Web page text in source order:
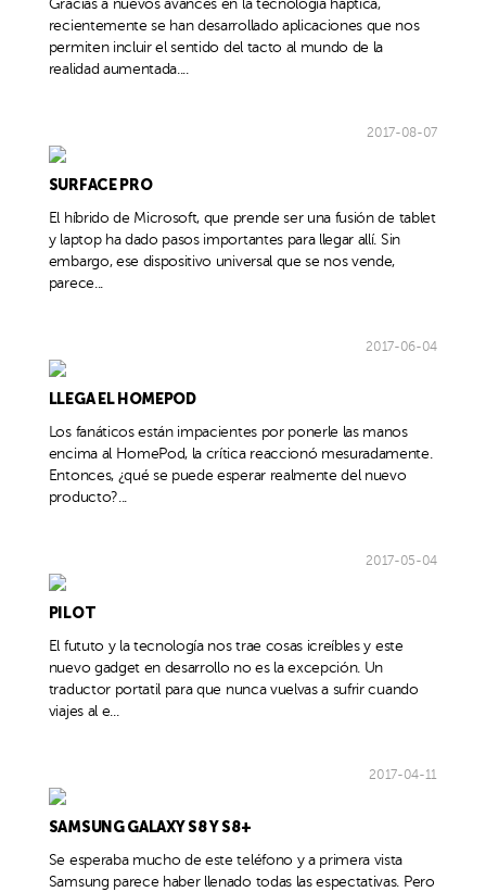
Gracias a nuevos avances en la tecnología háptica,
recientemente se han desarrollado aplicaciones que nos
permiten incluir el sentido del tacto al mundo de la
realidad aumentada....
2017-08-07
SURFACE PRO
El híbrido de Microsoft, que prende ser una fusión de tablet
y laptop ha dado pasos importantes para llegar allí. Sin
embargo, ese dispositivo universal que se nos vende,
parece...
2017-06-04
LLEGA EL HOMEPOD
Los fanáticos están impacientes por ponerle las manos
encima al HomePod, la crítica reaccionó mesuradamente.
Entonces, ¿qué se puede esperar realmente del nuevo
producto?...
2017-05-04
PILOT
El fututo y la tecnología nos trae cosas icreíbles y este
nuevo gadget en desarrollo no es la excepción. Un
traductor portatil para que nunca vuelvas a sufrir cuando
viajes al e...
2017-04-11
SAMSUNG GALAXY S8 Y S8+
Se esperaba mucho de este teléfono y a primera vista
Samsung parece haber llenado todas las espectativas. Pero